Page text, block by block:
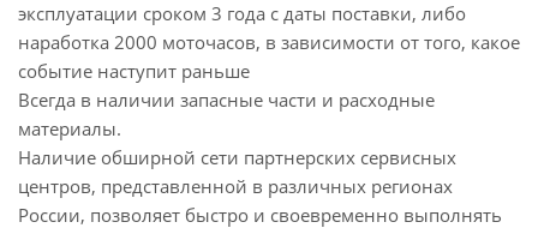
эксплуатации сроком 3 года с даты поставки, либо
наработка 2000 моточасов, в зависимости от того, какое
событие наступит раньше
Всегда в наличии запасные части и расходные
материалы.
Наличие обширной сети партнерских сервисных
центров, представленной в различных регионах
России, позволяет быстро и своевременно выполнять